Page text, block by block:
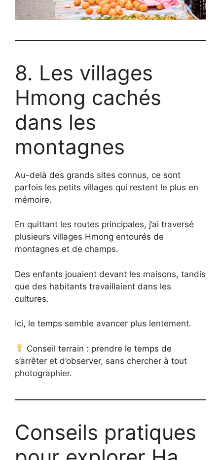
8. Les villages
Hmong cachés
dans les
montagnes
Au-delà des grands sites connus, ce sont
parfois les petits villages qui restent le plus en
mémoire.
En quittant les routes principales, j’ai traversé
plusieurs villages Hmong entourés de
montagnes et de champs.
Des enfants jouaient devant les maisons, tandis
que des habitants travaillaient dans les
cultures.
Ici, le temps semble avancer plus lentement.
Conseil terrain : prendre le temps de
s’arrêter et d’observer, sans chercher à tout
photographier.
Conseils pratiques